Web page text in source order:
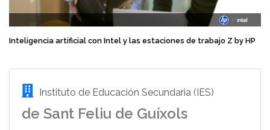
Inteligencia artificial con Intel y las estaciones de trabajo Z by HP
Instituto de Educación Secundaria (IES)
de Sant Feliu de Guíxols